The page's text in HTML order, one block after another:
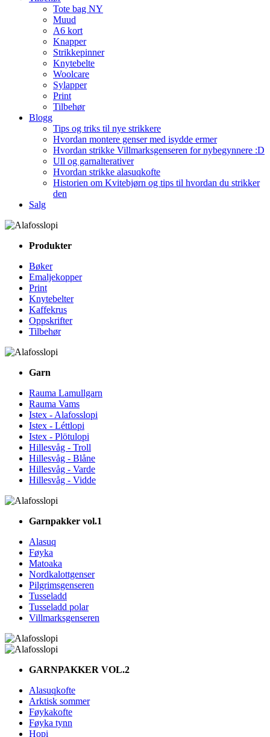
Tote bag NY
Muud
A6 kort
Knapper
Strikkepinner
Knytebelte
Woolcare
Sylapper
Print
Tilbehør
Blogg
Tips og triks til nye strikkere
Hvordan montere genser med isydde ermer
Hvordan strikke Villmarksgenseren for nybegynnere :D
Ull og garnalterativer
Hvordan strikke alasuqkofte
Historien om Kvitebjørn og tips til hvordan du strikker
den
Salg
Produkter
Bøker
Emaljekopper
Print
Knytebelter
Kaffekrus
Oppskrifter
Tilbehør
Garn
Rauma Lamullgarn
Rauma Vams
Istex - Alafosslopi
Istex - Léttlopi
Istex - Plötulopi
Hillesvåg - Troll
Hillesvåg - Blåne
Hillesvåg - Varde
Hillesvåg - Vidde
Garnpakker vol.1
Alasuq
Føyka
Matoaka
Nordkalottgenser
Pilgrimsgenseren
Tusseladd
Tusseladd polar
Villmarksgenseren
GARNPAKKER VOL.2
Alasuqkofte
Arktisk sommer
Føykakofte
Føyka tynn
Hopi